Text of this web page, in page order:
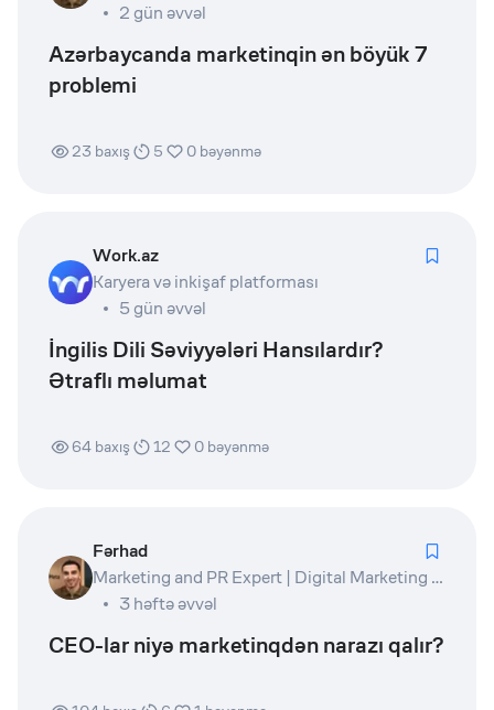
2 gün əvvəl
Azərbaycanda marketinqin ən böyük 7
problemi
23 baxış 5 0 bəyənmə
Work.az
Karyera və inkişaf platforması
5 gün əvvəl
İngilis Dili Səviyyələri Hansılardır?
Ətraflı məlumat
64 baxış 12 0 bəyənmə
Fərhad
Marketing and PR Expert | Digital Marketing Lead | Product Owner | Writer
3 həftə əvvəl
CEO-lar niyə marketinqdən narazı qalır?